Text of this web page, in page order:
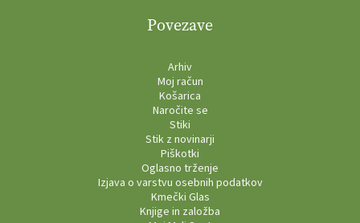
Povezave
Arhiv
Moj račun
Košarica
Naročite se
Stiki
Stik z novinarji
Piškotki
Oglasno trženje
Izjava o varstvu osebnih podatkov
Kmečki Glas
Knjige in založba